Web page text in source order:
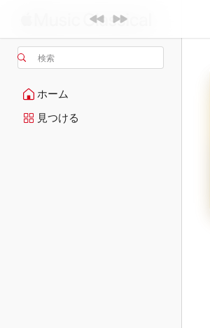
検索
ホーム
見つける